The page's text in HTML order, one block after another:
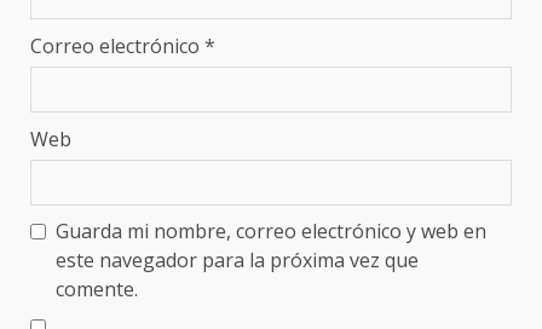
Correo electrónico *
Web
Guarda mi nombre, correo electrónico y web en
este navegador para la próxima vez que
comente.